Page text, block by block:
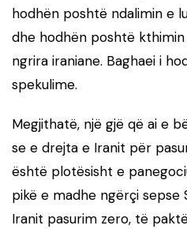
hodhën poshtë ndalimin e
dhe hodhën poshtë
ngrira iraniane. Baghaei i
spekulime.
Megjithatë, një gjë që ai e
se e drejta e Iranit për
është plotësisht e
pikë e madhe ngërçi sepse
Iranit pasurim zero, të